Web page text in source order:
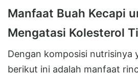
Manfaat Buah Kecapi
Mengatasi Kolesterol
Dengan komposisi nutrisinya
berikut ini adalah manfaat